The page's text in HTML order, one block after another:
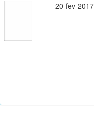
20-fev-2017